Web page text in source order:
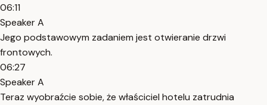
06:11
Speaker A
Jego podstawowym zadaniem jest otwieranie drzwi
frontowych.
06:27
Speaker A
Teraz wyobraźcie sobie, że właściciel hotelu zatrudnia